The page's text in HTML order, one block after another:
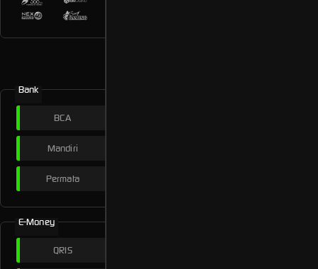
Bank
BCA
Mandiri
Permata
E-Money
QRIS